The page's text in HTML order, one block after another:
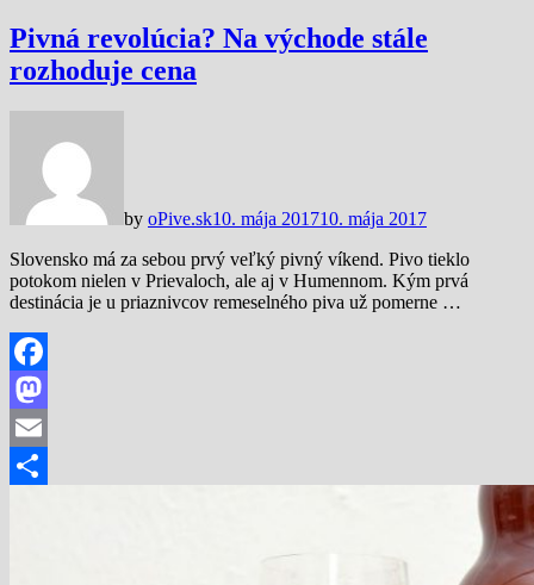
Pivná revolúcia? Na východe stále
rozhoduje cena
by oPive.sk10. mája 201710. mája 2017
Slovensko má za sebou prvý veľký pivný víkend. Pivo tieklo
potokom nielen v Prievaloch, ale aj v Humennom. Kým prvá
destinácia je u priaznivcov remeselného piva už pomerne …
Facebook
Mastodon
Email